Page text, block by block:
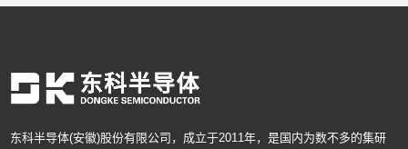
东科半导体(安徽)股份有限公司，成立于2011年，是国内为数不多的集研